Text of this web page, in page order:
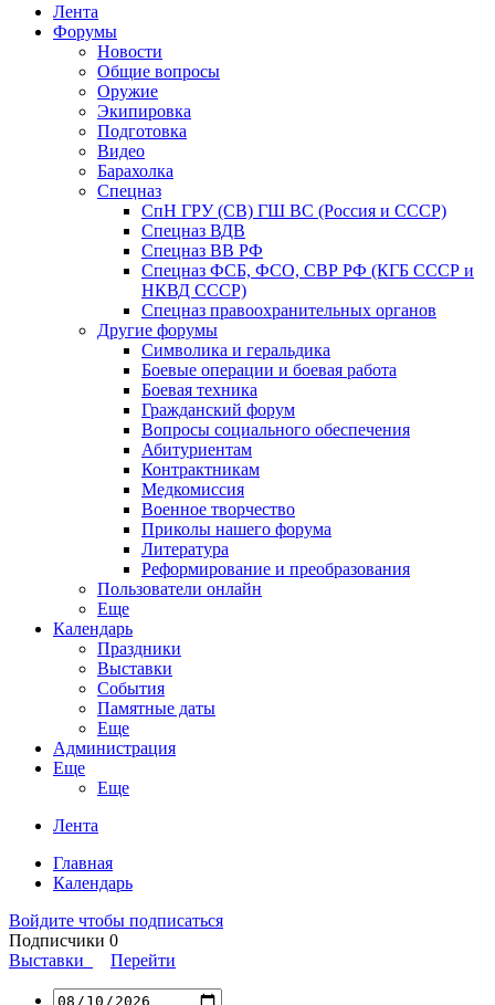
Лента
Форумы
Новости
Общие вопросы
Оружие
Экипировка
Подготовка
Видео
Барахолка
Спецназ
СпН ГРУ (СВ) ГШ ВС (Россия и СССР)
Спецназ ВДВ
Спецназ ВВ РФ
Спецназ ФСБ, ФСО, СВР РФ (КГБ СССР и
НКВД СССР)
Спецназ правоохранительных органов
Другие форумы
Символика и геральдика
Боевые операции и боевая работа
Боевая техника
Гражданский форум
Вопросы социального обеспечения
Абитуриентам
Контрактникам
Медкомиссия
Военное творчество
Приколы нашего форума
Литература
Реформирование и преобразования
Пользователи онлайн
Еще
Календарь
Праздники
Выставки
События
Памятные даты
Еще
Администрация
Еще
Еще
Лента
Главная
Календарь
Войдите чтобы подписаться
Подписчики 0
Выставки
Перейти